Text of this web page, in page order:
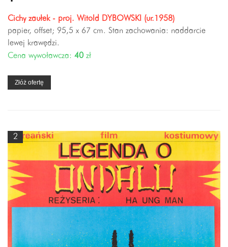
Cichy zaułek - proj. Witold DYBOWSKI (ur.1958)
papier, offset; 95,5 x 67 cm. Stan zachowania: naddarcie
lewej krawędzi.
Cena wywoławcza: 40 zł
Złóż ofertę
2